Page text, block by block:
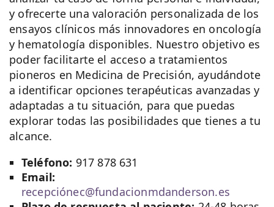
y ofrecerte una valoración personalizada de los
ensayos clínicos más innovadores en oncología
y hematología disponibles. Nuestro objetivo es
poder facilitarte el acceso a tratamientos
pioneros en Medicina de Precisión, ayudándote
a identificar opciones terapéuticas avanzadas y
adaptadas a tu situación, para que puedas
explorar todas las posibilidades que tienes a tu
alcance.
Teléfono: 917 878 631
Email:
recepciónec@fundacionmdanderson.es